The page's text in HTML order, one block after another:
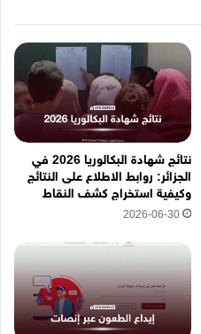
نتائج شهادة البكالوريا 2026 في
الجزائر: روابط الاطلاع على النتائج
وكيفية استخراج كشف النقاط
2026-06-30